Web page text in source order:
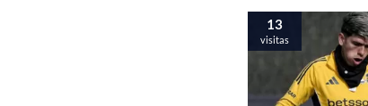
13
visitas